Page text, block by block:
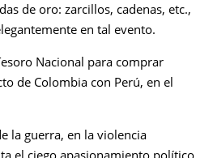
de oro: zarcillos, cadenas, etc.,
en tal evento.
Nacional para comprar
de Colombia con Perú, en el
la guerra, en la violencia
el ciego apasionamiento político